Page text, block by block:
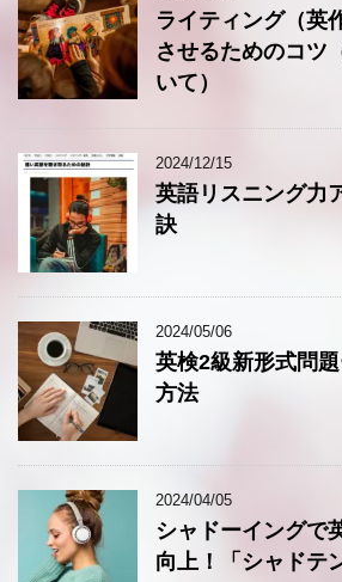
ライティング（英
させるためのコツ
いて）
2024/12/15
英語リスニング力
訣
2024/05/06
英検2級新形式問
方法
2024/04/05
シャドーイングで
向上！「シャドテ